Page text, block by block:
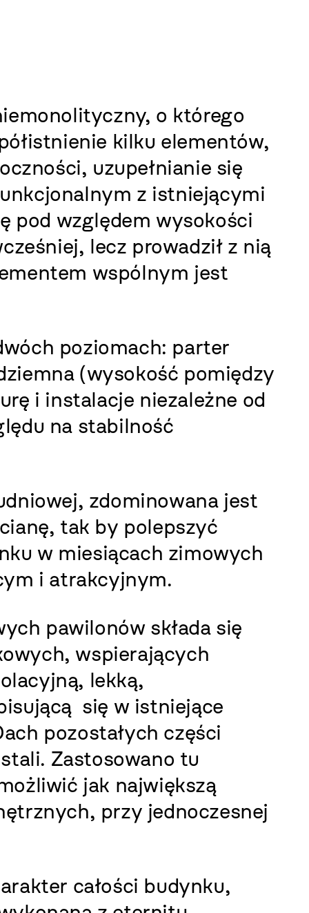
o którego
kilku elementów,
uzupełnianie się
z istniejącymi
pod względem wysokości
lecz prowadził z nią
wspólnym jest
poziomach: parter
(wysokość pomiędzy
i instalacje niezależne od
na stabilność
zdominowana jest
tak by polepszyć
w miesiącach zimowych
i atrakcyjnym.
pawilonów składa się
wspierających
lekką,
się w istniejące
pozostałych części
Zastosowano tu
jak największą
przy jednoczesnej
całości budynku,